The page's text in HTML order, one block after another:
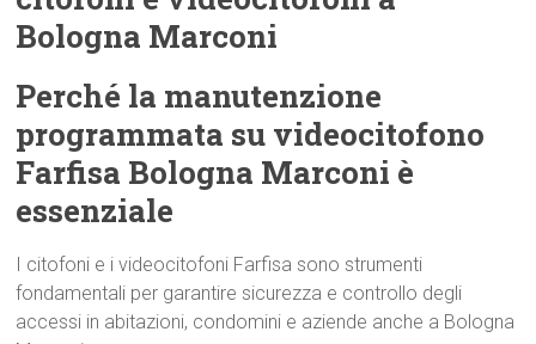
Bologna Marconi
Perché la manutenzione
programmata su videocitofono
Farfisa Bologna Marconi è
essenziale
I citofoni e i videocitofoni Farfisa sono strumenti
fondamentali per garantire sicurezza e controllo degli
accessi in abitazioni, condomini e aziende anche a Bologna